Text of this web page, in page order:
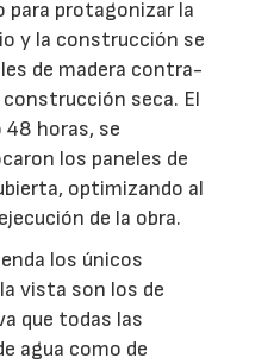
para protagonizar la
y la construcción se
de madera contra-
seca. El
horas, se
los paneles de
optimizando al
de la obra.
los únicos
vista son los de
que todas las
agua como de